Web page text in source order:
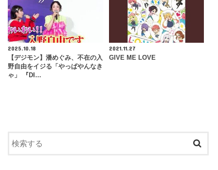
2025.10.18
【デジモン】潘めぐみ、不在の入
野自由をイジる「やっぱやんなき
ゃ」 『DI…
2021.11.27
GIVE ME LOVE